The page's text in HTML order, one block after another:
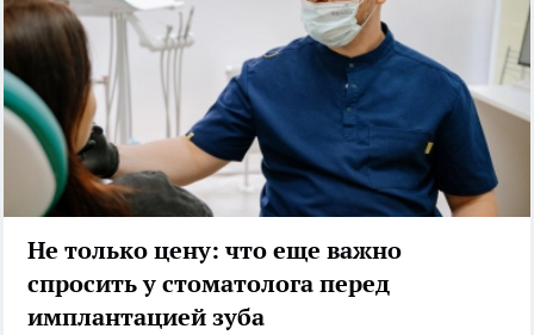
Не только цену: что еще важно
спросить у стоматолога перед
имплантацией зуба